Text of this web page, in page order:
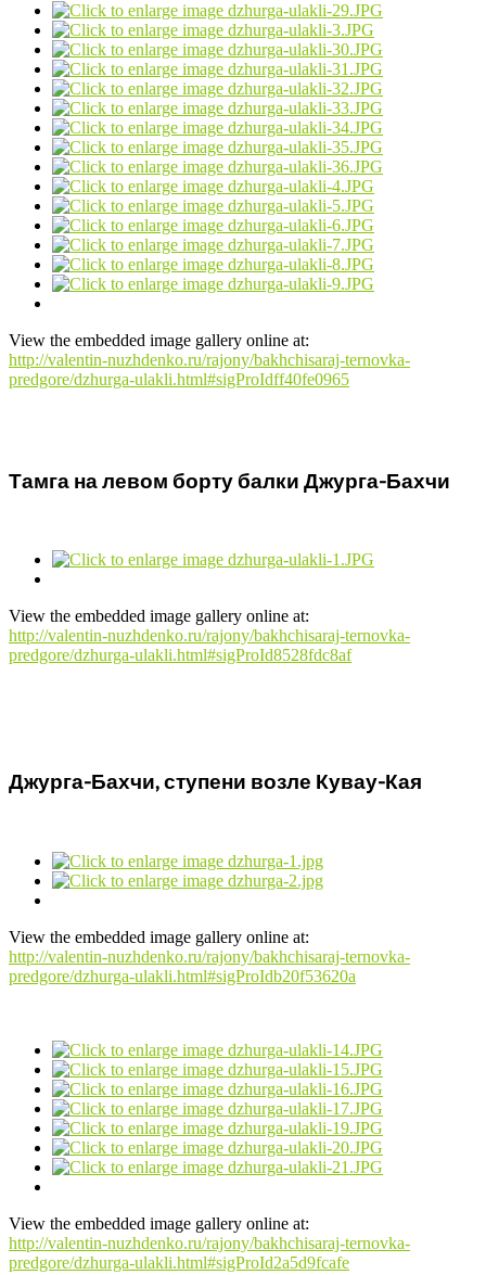
View the embedded image gallery online at:
http://valentin-nuzhdenko.ru/rajony/bakhchisaraj-ternovka-
predgore/dzhurga-ulakli.html#sigProIdff40fe0965
Тамга на левом борту балки Джурга-Бахчи
View the embedded image gallery online at:
http://valentin-nuzhdenko.ru/rajony/bakhchisaraj-ternovka-
predgore/dzhurga-ulakli.html#sigProId8528fdc8af
Джурга-Бахчи, ступени возле Кувау-Кая
View the embedded image gallery online at:
http://valentin-nuzhdenko.ru/rajony/bakhchisaraj-ternovka-
predgore/dzhurga-ulakli.html#sigProIdb20f53620a
View the embedded image gallery online at:
http://valentin-nuzhdenko.ru/rajony/bakhchisaraj-ternovka-
predgore/dzhurga-ulakli.html#sigProId2a5d9fcafe